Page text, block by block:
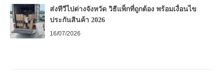
ส่งทีวีไปต่างจังหวัด วิธีแพ็กที่ถูกต้อง พร้อมเงื่อนไข
ประกันสินค้า 2026
16/07/2026